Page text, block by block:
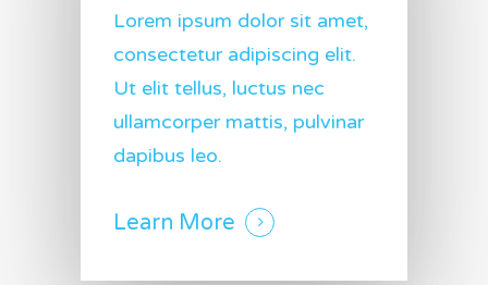
Lorem ipsum dolor sit amet,
consectetur adipiscing elit.
Ut elit tellus, luctus nec
ullamcorper mattis, pulvinar
dapibus leo.
Learn More